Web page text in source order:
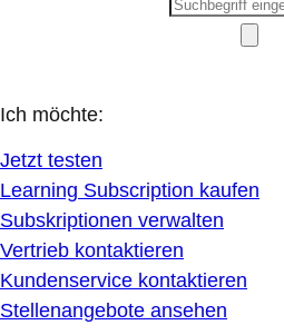
Ich möchte:
Jetzt testen
Learning Subscription kaufen
Subskriptionen verwalten
Vertrieb kontaktieren
Kundenservice kontaktieren
Stellenangebote ansehen